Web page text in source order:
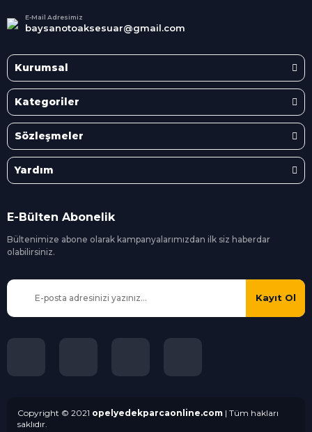
E-Mail Adresimiz
baysanotoaksesuar@gmail.com
Kurumsal
Kategoriler
Sözleşmeler
Yardım
E-Bülten Abonelik
Bültenimize abone olarak kampanyalarımızdan ilk siz haberdar
olabilirsiniz.
Kayıt Ol
Copyright © 2021 opelyedekparcaonline.com | Tüm hakları
saklıdır.